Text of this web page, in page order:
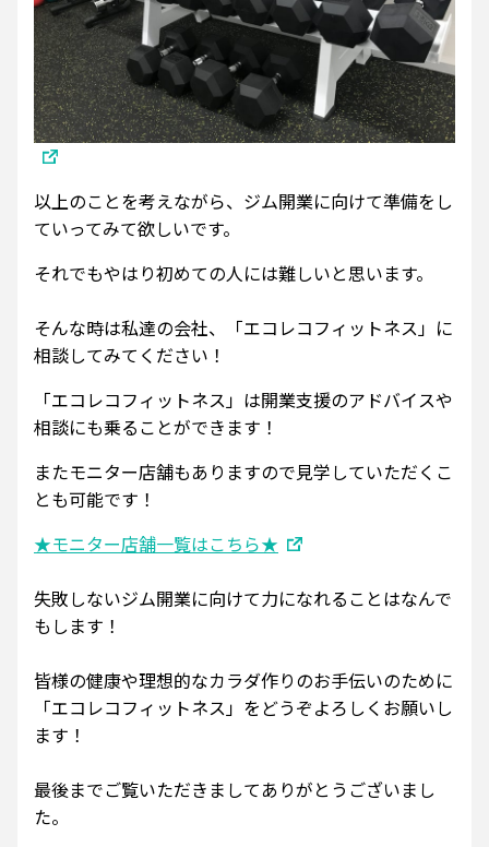
以上のことを考えながら、ジム開業に向けて準備をし
ていってみて欲しいです。
それでもやはり初めての人には難しいと思います。
そんな時は私達の会社、「エコレコフィットネス」に
相談してみてください！
「エコレコフィットネス」は開業支援のアドバイスや
相談にも乗ることができます！
またモニター店舗もありますので見学していただくこ
とも可能です！
★モニター店舗一覧はこちら★
失敗しないジム開業に向けて力になれることはなんで
もします！
皆様の健康や理想的なカラダ作りのお手伝いのために
「エコレコフィットネス」をどうぞよろしくお願いし
ます！
最後までご覧いただきましてありがとうございまし
た。